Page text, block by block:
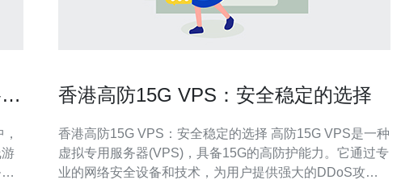
香港高防15G VPS：安全稳定的选择
香港高防15G VPS：安全稳定的选择 高防15G VPS是一种
虚拟专用服务器(VPS)，具备15G的高防护能力。它通过专
业的网络安全设备和技术，为用户提供强大的DDoS攻击